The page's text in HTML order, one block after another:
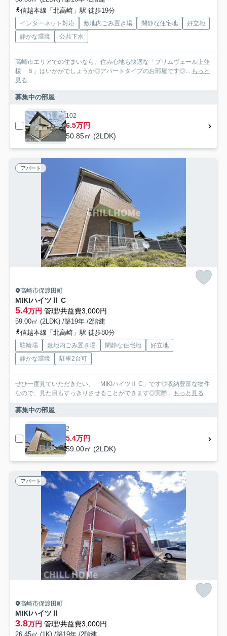
信越本線「北高崎」駅 徒歩19分
インターネット対応 敷地内ごみ置き場 閑静な住宅地
好立地
静かな環境
公共下水
高崎市エリアでの住まいなら、住み心地も快適な「プリムヴェール上並
榎 Ｂ」はいかがでしょうか◎アパートタイプのお部屋です◎...
もっと
見る
募集中の部屋
102
6.5万円
50.85㎡ (2LDK)
アパート
高崎市保渡田町
MIKIハイツⅡ C
5.4万円 管理/共益費3,000円
59.00㎡ (2LDK) /築19年 /2階建
信越本線「北高崎」駅 徒歩80分
駐輪場 敷地内ごみ置き場 閑静な住宅地
好立地
静かな環境
駐車2台可
ぜひ一度見ていただきたい、「MIKIハイツⅡ C」です◎収納豊富な物件
なので、見た目もすっきりさせることができます◎実際...
もっと見る
募集中の部屋
2
5.4万円
59.00㎡ (2LDK)
アパート
高崎市保渡田町
MIKIハイツⅡ
3.8万円 管理/共益費3,000円
26.45㎡ (1K) /築19年 /2階建